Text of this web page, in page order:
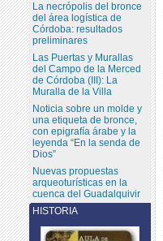
La necrópolis del bronce
del área logística de
Córdoba: resultados
preliminares
Las Puertas y Murallas
del Campo de la Merced
de Córdoba (III): La
Muralla de la Villa
Noticia sobre un molde y
una etiqueta de bronce,
con epigrafía árabe y la
leyenda “En la senda de
Dios”
Nuevas propuestas
arqueoturísticas en la
cuenca del Guadalquivir
HISTORIA